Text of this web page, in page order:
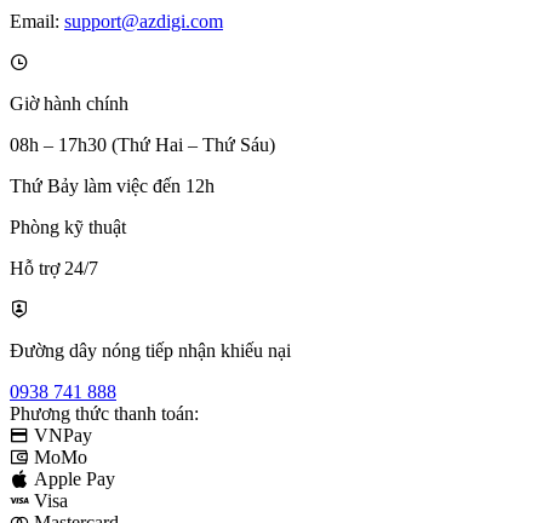
Email: support@azdigi.com
Giờ hành chính
08h – 17h30 (Thứ Hai – Thứ Sáu)
Thứ Bảy làm việc đến 12h
Phòng kỹ thuật
Hỗ trợ 24/7
Đường dây nóng tiếp nhận khiếu nại
0938 741 888
Phương thức thanh toán:
VNPay
MoMo
Apple Pay
Visa